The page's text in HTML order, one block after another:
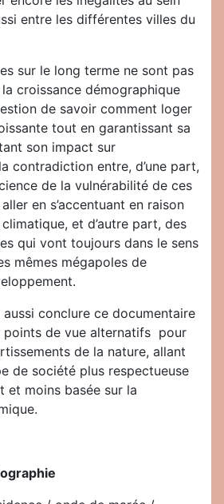
entre les différentes villes du
sur le long terme ne sont pas
croissance démographique
de savoir comment loger
tout en garantissant sa
son impact sur
contradiction entre, d’une part,
de la vulnérabilité de ces
en s’accentuant en raison
et d’autre part, des
qui vont toujours dans le sens
mêmes mégapoles de
aussi conclure ce documentaire
points de vue alternatifs pour
de la nature, allant
de société plus respectueuse
et moins basée sur la